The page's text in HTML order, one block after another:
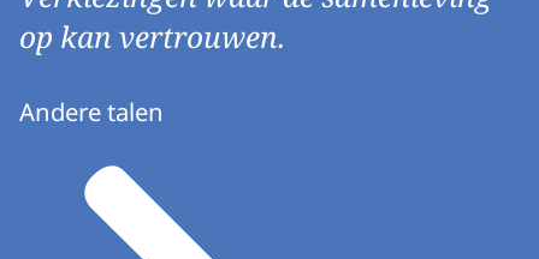
op kan vertrouwen.
Andere talen